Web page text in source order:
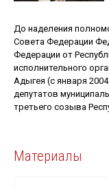
До наделения
Совета Федерации
Федерации от
исполнительного
Адыгея (с января
депутатов
третьего созыва
Материалы